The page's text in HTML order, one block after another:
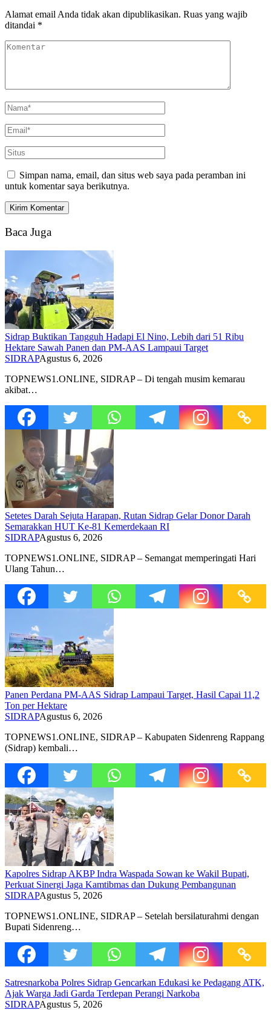
Alamat email Anda tidak akan dipublikasikan. Ruas yang wajib
ditandai *
Simpan nama, email, dan situs web saya pada peramban ini
untuk komentar saya berikutnya.
Baca Juga
Sidrap Buktikan Tangguh Hadapi El Nino, Lebih dari 51 Ribu
Hektare Sawah Panen dan PM-AAS Lampaui Target
SIDRAPAgustus 6, 2026
TOPNEWS1.ONLINE, SIDRAP – Di tengah musim kemarau
akibat…
Setetes Darah Sejuta Harapan, Rutan Sidrap Gelar Donor Darah
Semarakkan HUT Ke-81 Kemerdekaan RI
SIDRAPAgustus 6, 2026
TOPNEWS1.ONLINE, SIDRAP – Semangat memperingati Hari
Ulang Tahun…
Panen Perdana PM-AAS Sidrap Lampaui Target, Hasil Capai 11,2
Ton per Hektare
SIDRAPAgustus 6, 2026
TOPNEWS1.ONLINE, SIDRAP – Kabupaten Sidenreng Rappang
(Sidrap) kembali…
Kapolres Sidrap AKBP Indra Waspada Sowan ke Wakil Bupati,
Perkuat Sinergi Jaga Kamtibmas dan Dukung Pembangunan
SIDRAPAgustus 5, 2026
TOPNEWS1.ONLINE, SIDRAP – Setelah bersilaturahmi dengan
Bupati Sidenreng…
Satresnarkoba Polres Sidrap Gencarkan Edukasi ke Pedagang ATK,
Ajak Warga Jadi Garda Terdepan Perangi Narkoba
SIDRAPAgustus 5, 2026